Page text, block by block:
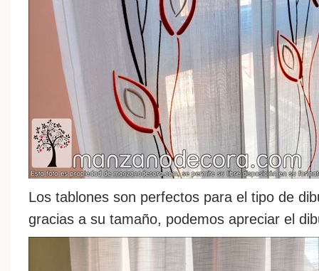
Los tablones son perfectos para el tipo de
gracias a su tamaño, podemos apreciar el